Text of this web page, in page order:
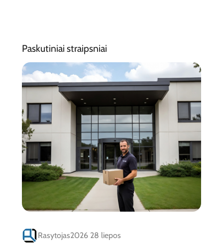
Paskutiniai straipsniai
Rasytojas2026 28 liepos